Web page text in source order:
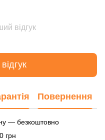
відгук
Повернення
— безкоштовно
грн